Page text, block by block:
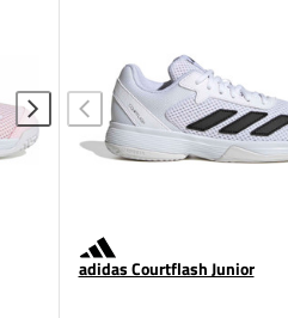
adidas Courtflash Junior